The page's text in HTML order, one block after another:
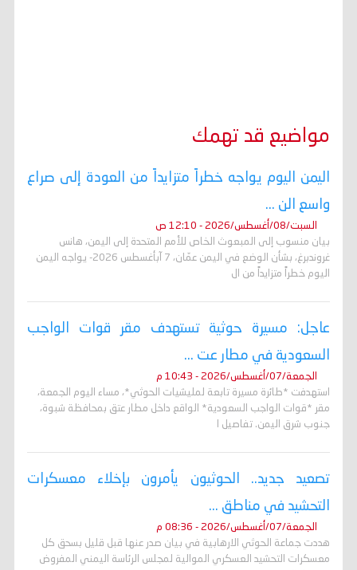
مواضيع قد تهمك
اليمن اليوم يواجه خطراً متزايداً من العودة إلى صراع
واسع الن ...
السبت/08/أغسطس/2026 - 12:10 ص
بيان منسوب إلى المبعوث الخاص للأمم المتحدة إلى اليمن، هانس
غروندبرغ، بشأن الوضع في اليمن عمّان، 7 آبأغسطس 2026- يواجه اليمن
اليوم خطراً متزايداً من ال
عاجل: مسيرة حوثية تستهدف مقر قوات الواجب
السعودية في مطار عت ...
الجمعة/07/أغسطس/2026 - 10:43 م
استهدفت *طائرة مسيرة تابعة لمليشيات الحوثي*، مساء اليوم الجمعة،
مقر *قوات الواجب السعودية* الواقع داخل مطار عتق بمحافظة شبوة،
جنوب شرق اليمن. تفاصيل ا
تصعيد جديد.. الحوثيون يأمرون بإخلاء معسكرات
التحشيد في مناطق ...
الجمعة/07/أغسطس/2026 - 08:36 م
هددت جماعة الحوثي الارهابية في بيان صدر عنها قبل قليل بسحق كل
معسكرات التحشيد العسكري الموالية لمجلس الرئاسة اليمني المفروض